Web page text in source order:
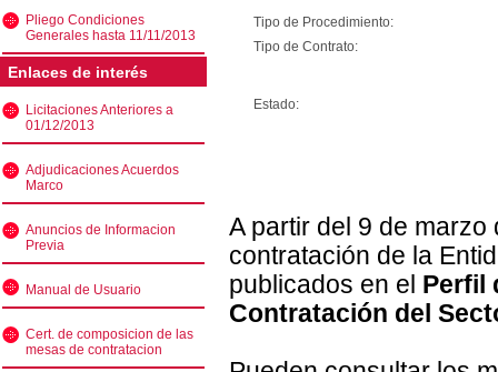
Pliego Condiciones
Generales hasta 11/11/2013
Enlaces de interés
Licitaciones Anteriores a
01/12/2013
Adjudicaciones Acuerdos
Marco
Anuncios de Informacion
Previa
Manual de Usuario
Cert. de composicion de las
mesas de contratacion
Tipo de Procedimiento:
Tipo de Contrato:
Estado:
A partir del 9 de
contratación de la
publicados en el Perfil
Contratación del